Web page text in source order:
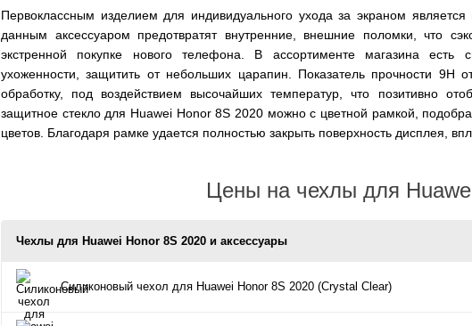
Первоклассным изделием для индивидуального ухода за экраном
данным аксессуаром предотвратят внутренние, внешние поломки, что
экстренной покупке нового телефона. В ассортименте магазина есть
ухоженности, защитить от небольших царапин. Показатель прочности 9H
обработку, под воздействием высочайших температур, что позитивно
защитное стекло для Huawei Honor 8S 2020 можно с цветной рамкой,
цветов. Благодаря рамке удается полностью закрыть поверхность дисплея,
Цены на чехлы для
Чехлы для Huawei Honor 8S 2020 и аксессуары
Силиконовый чехол для Huawei Honor 8S 2020 (Crystal Clear)